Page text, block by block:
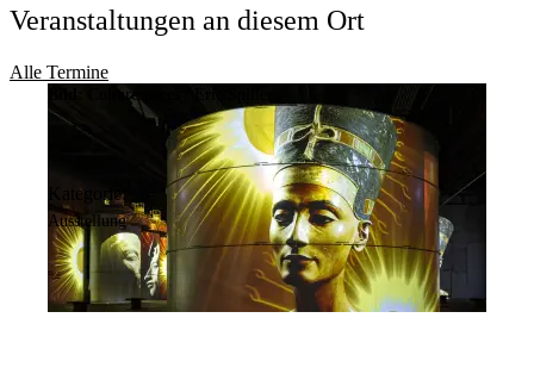
Veranstaltungen an diesem Ort
Alle Termine
Culturespaces / Eric Spiller
Kategorie:
Ausstellung